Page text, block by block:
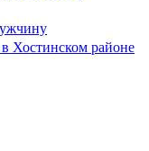
Хостинском районе